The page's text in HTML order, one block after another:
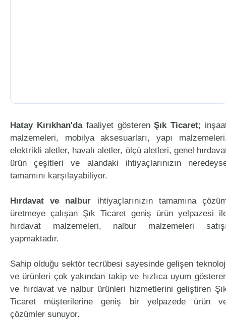
Hatay Kırıkhan'dafaaliyet gösterenŞık Ticaret;
malzemeleri, mobilya aksesuarları, yapı
elektrikli aletler, havalı aletler, ölçü aletleri, genel
ürün çeşitleri ve alandaki ihtiyaçlarınızın
tamamını karşılayabiliyor.
Hırdavat ve nalbur ihtiyaçlarınızın tamamına
üretmeye çalışan Şık Ticaret geniş ürün yelpazesi
hırdavat malzemeleri, nalbur malzemeleri
yapmaktadır.
Sahip olduğu sektör tecrübesi sayesinde gelişen
ve ürünleri çok yakından takip ve hızlıca uyum
ve hırdavat ve nalbur ürünleri hizmetlerini geliştiren
Ticaret müşterilerine geniş bir yelpazede ürün
çözümler sunuyor.